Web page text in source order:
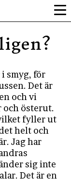
i smyg, för
Det är
och vi
och österut.
fyller ut
helt och
Jag har
sig inte
Det är en